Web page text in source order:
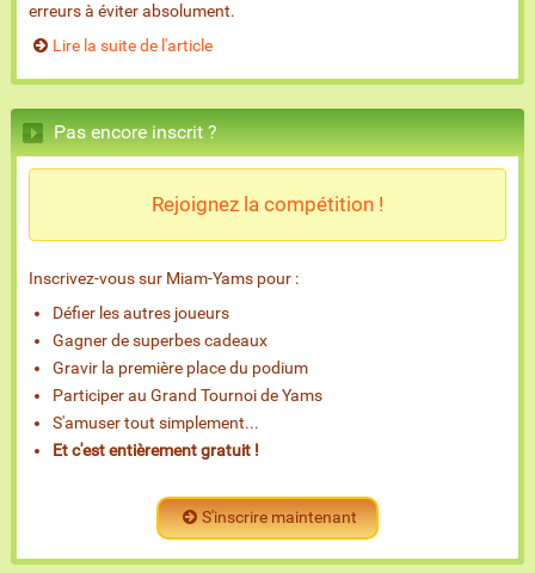
erreurs à éviter absolument.
Lire la suite de l'article
Pas encore inscrit ?
Rejoignez la compétition !
Inscrivez-vous sur Miam-Yams pour :
Défier les autres joueurs
Gagner de superbes cadeaux
Gravir la première place du podium
Participer au Grand Tournoi de Yams
S'amuser tout simplement...
Et c'est entièrement gratuit !
S'inscrire maintenant